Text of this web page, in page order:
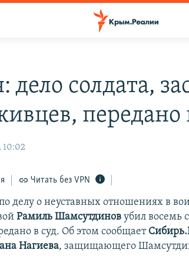
дело солдата,
передано
10:02
Читать без VPN
делу о неуставных отношениях в
Рамиль Шамсутдиновубил восемь
в суд. Об этом сообщает
Нагиева, защищающего